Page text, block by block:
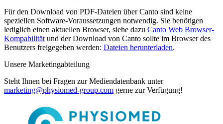
Für den Download von PDF-Dateien über Canto sind keine
speziellen Software-Voraussetzungen notwendig. Sie benötigen
lediglich einen aktuellen Browser, siehe dazu Canto Web Browser-
Kompabilität und der Download von Canto sollte im Browser des
Benutzers freigegeben werden: Dateien herunterladen.
Unsere Marketingabteilung
Steht Ihnen bei Fragen zur Mediendatenbank unter
marketing@physiomed-group.com gerne zur Verfügung!